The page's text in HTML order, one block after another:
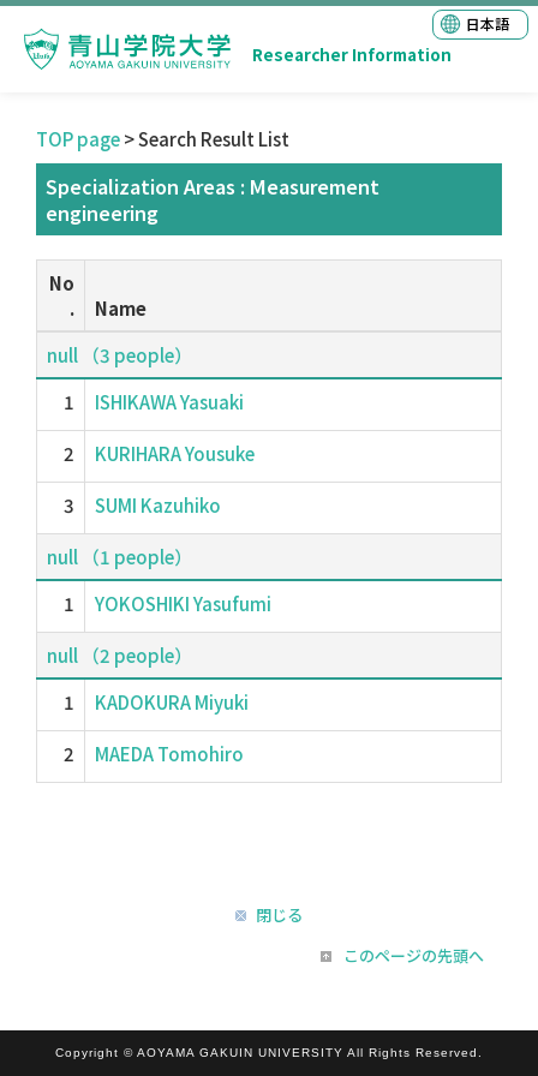
Researcher Information
日本語
TOP page> Search Result List
Specialization Areas : Measurement
engineering
No
.
Name
null （3 people）
1
ISHIKAWA Yasuaki
2 KURIHARA Yousuke
3 SUMI Kazuhiko
null （1 people）
1
YOKOSHIKI Yasufumi
null （2 people）
1
KADOKURA Miyuki
2 MAEDA Tomohiro
閉じる
このページの先頭へ
Copyright © AOYAMA GAKUIN UNIVERSITY All Rights Reserved.